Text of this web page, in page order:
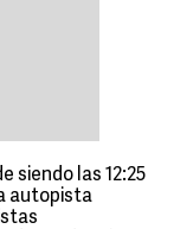
siendo las 12:25
autopista